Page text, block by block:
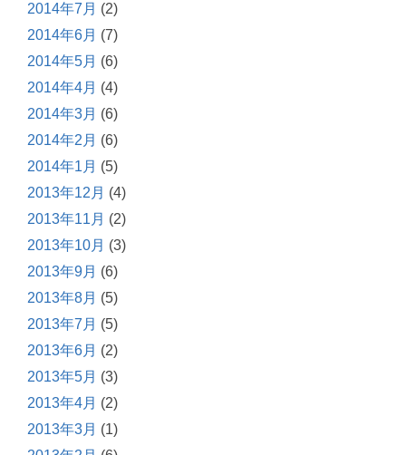
2014年7月 (2)
2014年6月 (7)
2014年5月 (6)
2014年4月 (4)
2014年3月 (6)
2014年2月 (6)
2014年1月 (5)
2013年12月 (4)
2013年11月 (2)
2013年10月 (3)
2013年9月 (6)
2013年8月 (5)
2013年7月 (5)
2013年6月 (2)
2013年5月 (3)
2013年4月 (2)
2013年3月 (1)